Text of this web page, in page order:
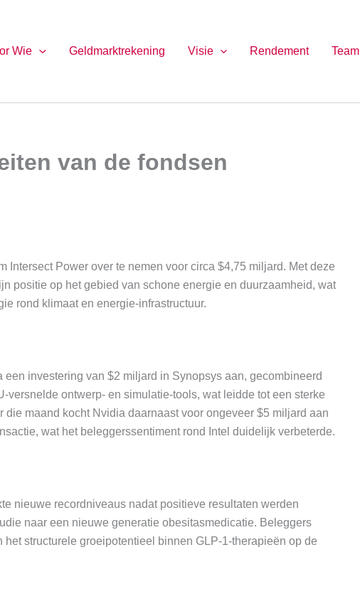
Wie Geldmarktrekening Visie Rendement Team
van de fondsen
Intersect Power over te nemen voor circa $4,75 miljard. Met deze
positie op het gebied van schone energie en duurzaamheid, wat
rond klimaat en energie-infrastructuur.
investering van $2 miljard in Synopsys aan, gecombineerd
versnelde ontwerp- en simulatie-tools, wat leidde tot een sterke
die maand kocht Nvidia daarnaast voor ongeveer $5 miljard aan
wat het beleggerssentiment rond Intel duidelijk verbeterde.
nieuwe recordniveaus nadat positieve resultaten werden
naar een nieuwe generatie obesitasmedicatie. Beleggers
structurele groeipotentieel binnen GLP-1-therapieën op de